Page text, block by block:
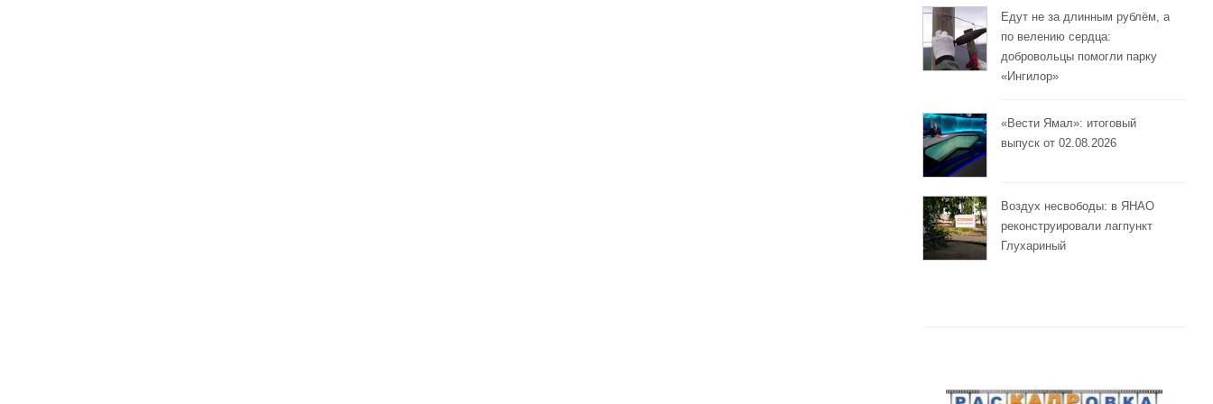
Едут не за длинным рублём, а
по велению сердца:
добровольцы помогли парку
«Ингилор»
«Вести Ямал»: итоговый
выпуск от 02.08.2026
Воздух несвободы: в ЯНАО
реконструировали лагпункт
Глухариный